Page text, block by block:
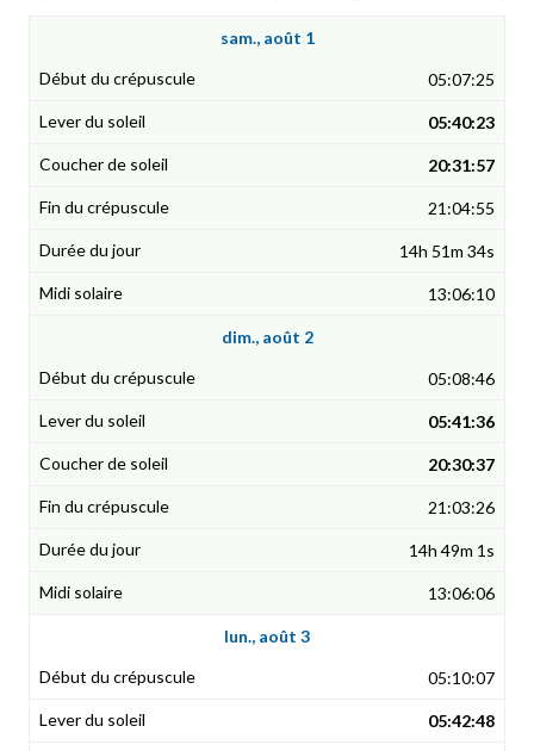
sam., août 1
05:07:25
05:40:23
20:31:57
21:04:55
14h 51m 34s
13:06:10
dim., août 2
05:08:46
05:41:36
20:30:37
21:03:26
14h 49m 1s
13:06:06
lun., août 3
05:10:07
05:42:48